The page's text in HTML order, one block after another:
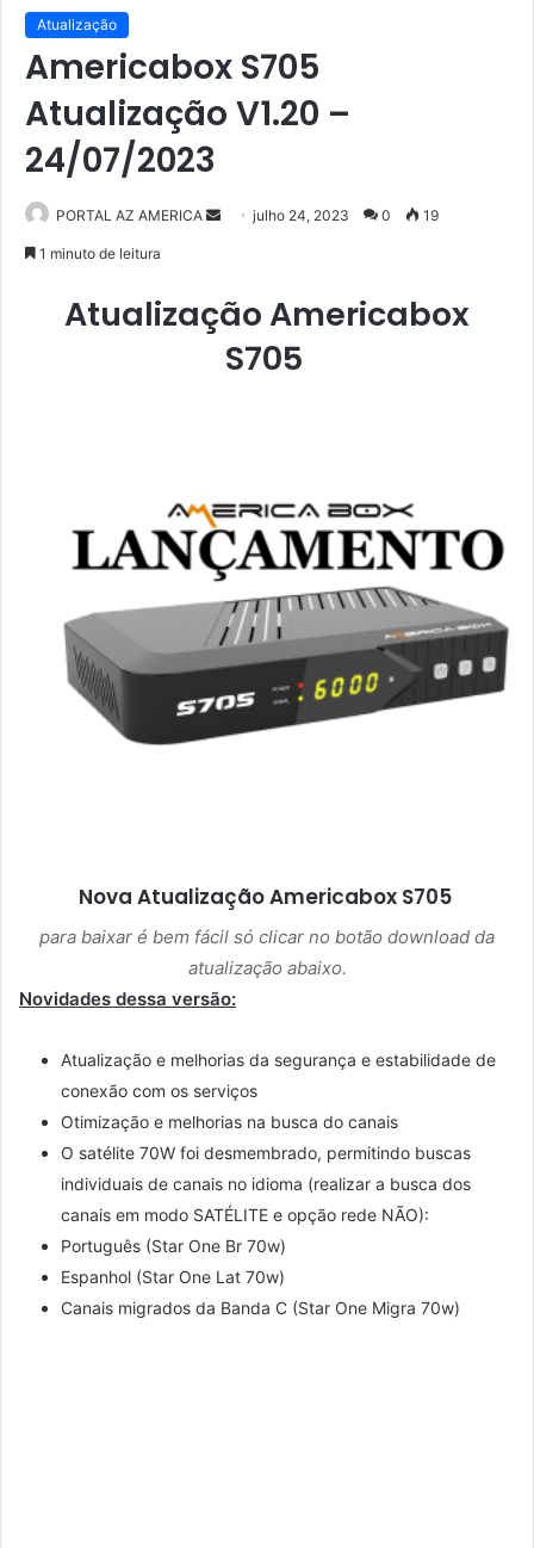
Atualização
Americabox S705
Atualização V1.20 –
24/07/2023
PORTAL AZ AMERICA
d
e
u
a
i
julho 24, 2023 0 19
1 minuto de leitura
Atualização Americabox
S705
Nova AtualizaçãoAmericabox S705
para baixar é bem fácil só clicar no botão download da
atualização abaixo.
Novidades dessa versão:
Atualização e melhorias da segurança e estabilidade de
conexão com os serviços
Otimização e melhorias na busca do canais
O satélite 70W foi desmembrado, permitindo buscas
individuais de canais no idioma (realizar a busca dos
canais em modo SATÉLITE e opção rede NÃO):
Português (Star One Br 70w)
Espanhol (Star One Lat 70w)
Canais migrados da Banda C (Star One Migra 70w)